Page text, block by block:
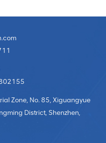
Zone, No. 85, Xiguangyue
District, Shenzhen,